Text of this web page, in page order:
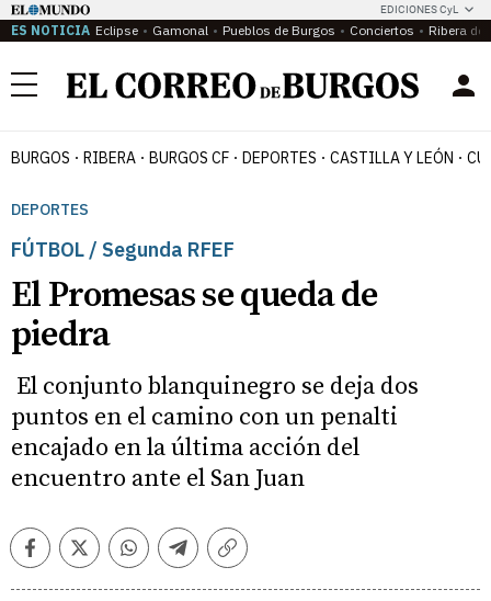
EDICIONES CyL
ES NOTICIA Eclipse Gamonal Pueblos de Burgos Conciertos Ribera del
Menú
BURGOS RIBERA BURGOS CF DEPORTES CASTILLA Y LEÓN
DEPORTES
FÚTBOL / Segunda RFEF
El Promesas se queda de
piedra
El conjunto blanquinegro se deja dos
puntos en el camino con un penalti
encajado en la última acción del
encuentro ante el San Juan
FacebookTwitterWhatsappTelegramCopiar